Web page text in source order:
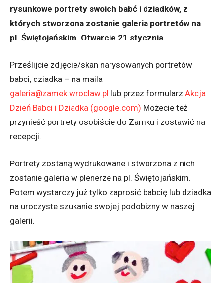
rysunkowe portrety swoich babć i dziadków, z
których stworzona zostanie galeria portretów na
pl. Świętojańskim. Otwarcie 21 stycznia.
Prześlijcie zdjęcie/skan narysowanych portretów
babci, dziadka – na maila
galeria@zamek.wroclaw.pl lub przez formularz Akcja
Dzień Babci i Dziadka (google.com) Możecie też
przynieść portrety osobiście do Zamku i zostawić na
recepcji.
Portrety zostaną wydrukowane i stworzona z nich
zostanie galeria w plenerze na pl. Świętojańskim.
Potem wystarczy już tylko zaprosić babcię lub dziadka
na uroczyste szukanie swojej podobizny w naszej
galerii.